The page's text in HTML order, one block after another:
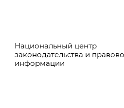
Национальный центр
законодательства и
информации